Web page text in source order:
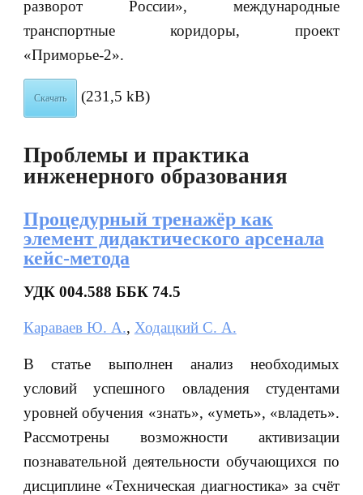
разворот России», международные
транспортные коридоры, проект
«Приморье-2».
Скачать (231,5 kB)
Проблемы и практика
инженерного образования
Процедурный тренажёр как
элемент дидактического арсенала
кейс-метода
УДК 004.588 ББК 74.5
Караваев Ю. А., Ходацкий С. А.
В статье выполнен анализ необходимых
условий успешного овладения студентами
уровней обучения «знать», «уметь», «владеть».
Рассмотрены возможности активизации
познавательной деятельности обучающихся по
дисциплине «Техническая диагностика» за счёт